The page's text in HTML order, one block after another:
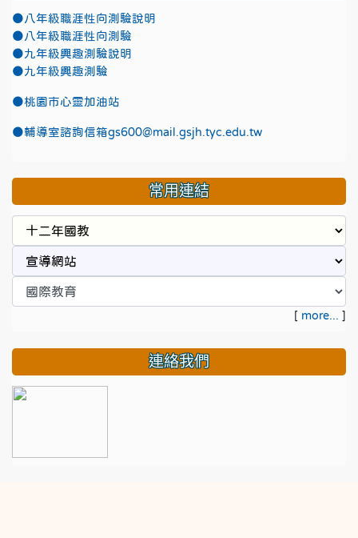
●八年級職涯性向測驗說明
●八年級職涯性向測驗
●九年級興趣測驗說明
●九年級興趣測驗
●桃園市心靈加油站
●輔導室諮詢信箱gs600@mail.gsjh.tyc.edu.tw
常用連結
[ more... ]
連絡我們